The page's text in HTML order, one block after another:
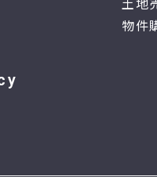
物件